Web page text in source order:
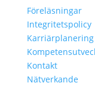
Föreläsningar
Integritetspolicy
Karriärplanering
Kontakt
Nätverkande